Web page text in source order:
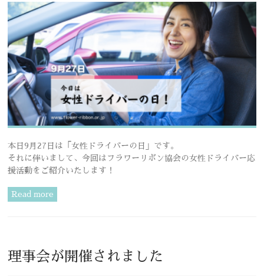
本日9月27日は「女性ドライバーの日」です。
それに伴いまして、今回はフラワーリボン協会の女性ドライバー応
援活動をご紹介いたします！
Read more
理事会が開催されました